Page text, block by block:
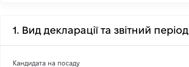
1. Вид декларації та звітний період
Кандидата на посаду